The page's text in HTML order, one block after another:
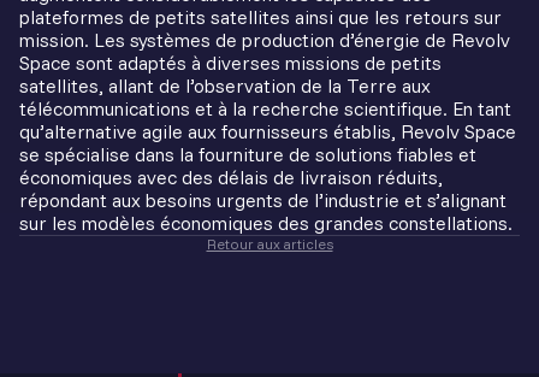
plateformes de petits satellites ainsi que les retours sur
mission. Les systèmes de production d’énergie de Revolv
Space sont adaptés à diverses missions de petits
satellites, allant de l’observation de la Terre aux
télécommunications et à la recherche scientifique. En tant
qu’alternative agile aux fournisseurs établis, Revolv Space
se spécialise dans la fourniture de solutions fiables et
économiques avec des délais de livraison réduits,
répondant aux besoins urgents de l’industrie et s’alignant
sur les modèles économiques des grandes constellations.
Retour aux articles